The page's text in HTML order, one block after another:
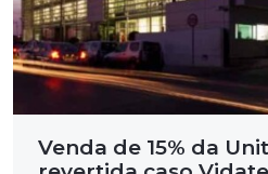
Venda de 15% da